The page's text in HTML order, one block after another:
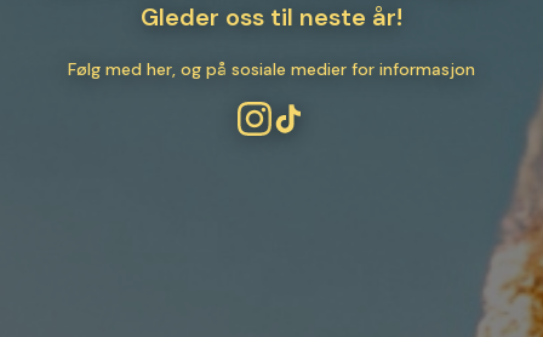
Gleder oss til neste år!
Følg med her, og på sosiale medier for informasjon